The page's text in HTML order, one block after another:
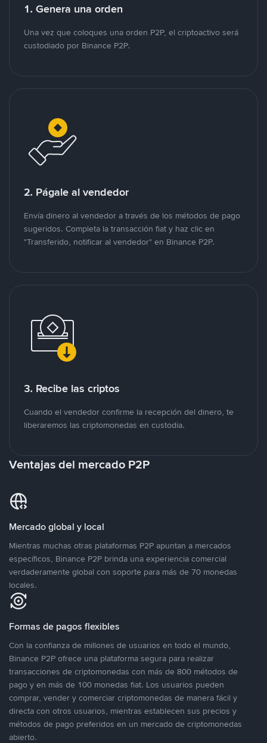
1. Genera una orden
Una vez que coloques una orden P2P, el criptoactivo será
custodiado por Binance P2P.
2. Págale al vendedor
Envía dinero al vendedor a través de los métodos de pago
sugeridos. Completa la transacción fiat y haz clic en
"Transferido, notificar al vendedor" en Binance P2P.
3. Recibe las criptos
Cuando el vendedor confirme la recepción del dinero, te
liberaremos las criptomonedas en custodia.
Ventajas del mercado P2P
Mercado global y local
Mientras muchas otras plataformas P2P apuntan a mercados
específicos, Binance P2P brinda una experiencia comercial
verdaderamente global con soporte para más de 70 monedas
locales.
Formas de pagos flexibles
Con la confianza de millones de usuarios en todo el mundo,
Binance P2P ofrece una plataforma segura para realizar
transacciones de criptomonedas con más de 800 métodos de
pago y en más de 100 monedas fiat. Los usuarios pueden
comprar, vender y comerciar criptomonedas de manera fácil y
directa con otros usuarios, mientras establecen sus precios y
métodos de pago preferidos en un mercado de criptomonedas
abierto.